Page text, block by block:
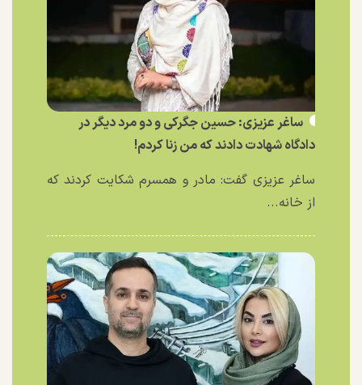
ساغر عزیزی: حسین جگرکی و دو مرد دیگر در
دادگاه شهادت دادند که من زنا کردم!
ساغر عزیزی گفت: مادر و همسرم شکایت کردند که
از خانه...